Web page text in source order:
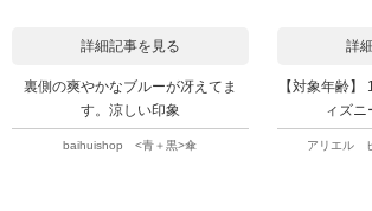
詳細記事を見る
裏側の爽やかなブルーが冴えてま
す。涼しい印象
baihuishop <青＋黒>傘
詳
【対象年齢
ィズニ
アリエル